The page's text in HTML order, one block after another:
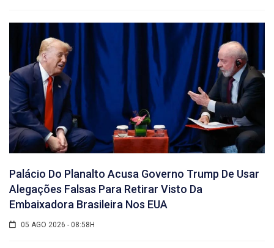
Palácio Do Planalto Acusa Governo Trump De Usar
Alegações Falsas Para Retirar Visto Da
Embaixadora Brasileira Nos EUA
05 AGO 2026 - 08:58H